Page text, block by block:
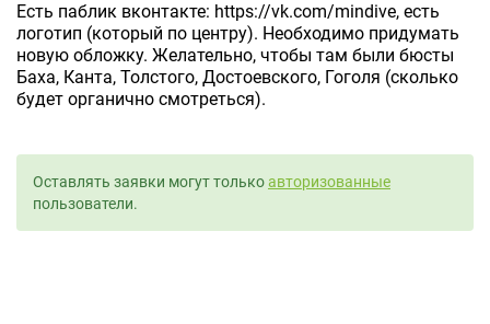
Есть паблик вконтакте: https://vk.com/mindive, есть
логотип (который по центру). Необходимо придумать
новую обложку. Желательно, чтобы там были бюсты
Баха, Канта, Толстого, Достоевского, Гоголя (сколько
будет органично смотреться).
Оставлять заявки могут толькоавторизованные
пользователи.